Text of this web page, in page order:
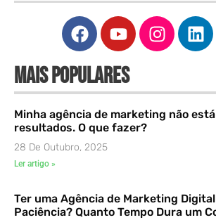
MAIS POPULARES
Minha agência de marketing não
resultados. O que fazer?
28 De Outubro, 2025
Ler artigo »
Ter uma Agência de Marketing
Paciência? Quanto Tempo Dura um